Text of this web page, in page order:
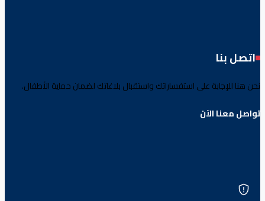
اتصل بنا
نحن هنا للإجابة على استفساراتك واستقبال بلاغاتك لضمان حماية الأطفال.
تواصل معنا الآن